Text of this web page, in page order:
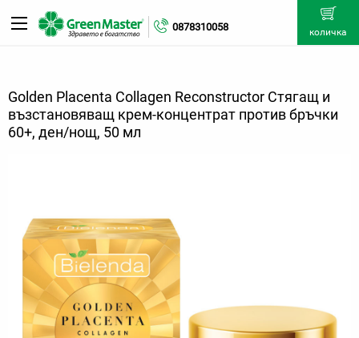
0878310058 количка
Golden Placenta Collagen Reconstructor Стягащ и
възстановяващ крем-концентрат против бръчки
60+, ден/нощ, 50 мл